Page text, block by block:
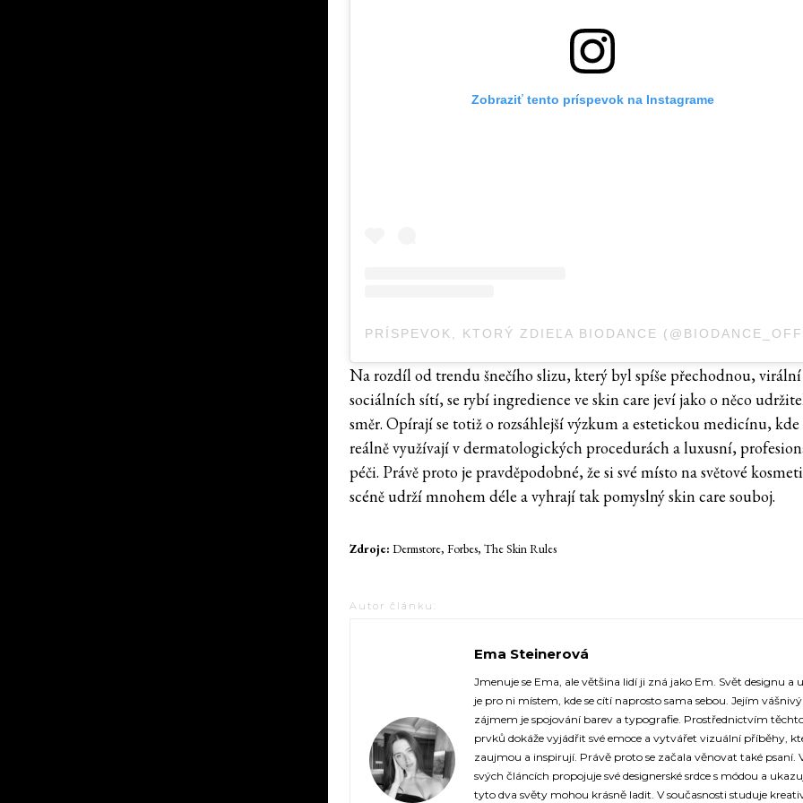
Zobraziť tento príspevok na Instagrame
Na rozdíl od trendu šnečího slizu, který byl spíše přechodnou,
sociálních sítí, se rybí ingredience ve skin care jeví jako o něco
směr. Opírají se totiž o rozsáhlejší výzkum a estetickou medicínu, kde
reálně využívají v dermatologických procedurách a luxusní,
péči. Právě proto je pravděpodobné, že si své místo na světové
scéně udrží mnohem déle a vyhrají tak pomyslný skin care souboj.
Zdroje:Dermstore, Forbes, The Skin Rules
Autor článku:
Ema Steinerová
https://fashionup.cz/
Jmenuje se Ema, ale většina lidí ji zná jako Em. Svět designu a
je pro ni místem, kde se cítí naprosto sama sebou. Jejím
zájmem je spojování barev a typografie. Prostřednictvím
prvků dokáže vyjádřit své emoce a vytvářet vizuální příběhy,
zaujmou a inspirují. Právě proto se začala věnovat také psaní.
svých článcích propojuje své designerské srdce s módou a
tyto dva světy mohou krásně ladit. V současnosti studuje